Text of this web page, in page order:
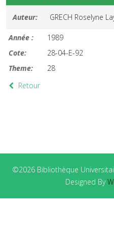
Auteur: GRECH Roselyne
Année :
1989
Cote:
28-04-E-92
Theme:
28
Retour
©2026 Bibliothèque
Designed By